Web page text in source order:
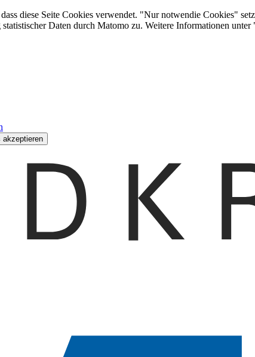
diese Seite Cookies verwendet. "Nur notwendie Cookies"
Daten durch Matomo zu. Weitere Informationen
akzeptieren